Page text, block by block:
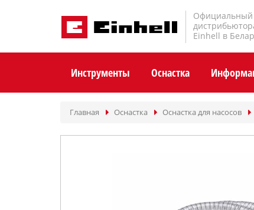
Официальный
Einhell в
Инструменты Оснастка
Главная Оснастка Оснастка для насосов